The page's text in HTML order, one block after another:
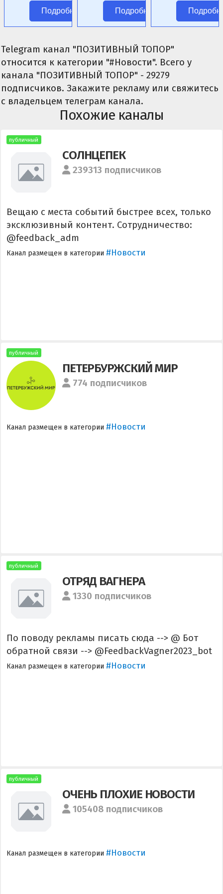
аниме без
цензуры.
Подробнее Подробнее
цензуры.
Telegram канал "ПОЗИТИВНЫЙ ТОПОР"
относится к категории "#Новости". Всего у
канала "ПОЗИТИВНЫЙ ТОПОР" - 29279
подписчиков. Закажите рекламу или свяжитесь
с владельцем телеграм канала.
Похожие каналы
публичный
СОЛНЦЕПЕК
239313 подписчиков
Вещаю с места событий быстрее всех, только
эксклюзивный контент. Сотрудничество:
@feedback_adm
Канал размещен в категории #Новости
публичный
ПЕТЕРБУРЖСКИЙ МИР
774 подписчиков
Канал размещен в категории #Новости
публичный
ОТРЯД ВАГНЕРА
1330 подписчиков
По поводу рекламы писать сюда --> @ Бот
обратной связи --> @FeedbackVagner2023_bot
Канал размещен в категории #Новости
публичный
ОЧЕНЬ ПЛОХИЕ НОВОСТИ
105408 подписчиков
Канал размещен в категории #Новости